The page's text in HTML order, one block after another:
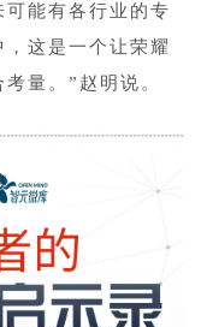
能有各行业的专
这是一个让荣耀
量。”赵明说。